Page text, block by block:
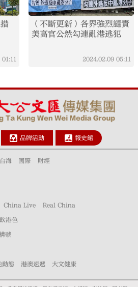
01:11
（不斷更新）各界強烈譴責
美高官公然勾連亂港逃犯
2024.02.09 05:11
品牌活動 報史館
台海 國際 財經
China Live Real China
港色
號
動態 港澳速遞 大文健康